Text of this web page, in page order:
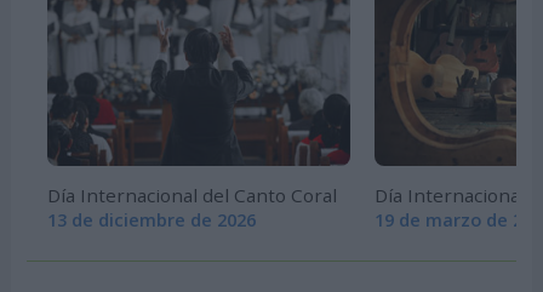
Día Internacional del Canto Coral
13 de diciembre de 2026
Día Internacional
19 de marzo de